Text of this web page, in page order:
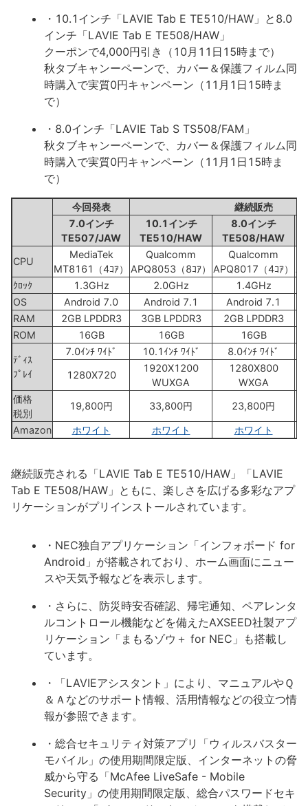
・10.1インチ「LAVIE Tab E TE510/HAW」と8.0
インチ「LAVIE Tab E TE508/HAW」
クーポンで4,000円引き（10月11日15時まで）
秋タブキャンーペーンで、カバー＆保護フィルム同
時購入で実質0円キャンペーン（11月1日15時ま
で）
・8.0インチ「LAVIE Tab S TS508/FAM」
秋タブキャンーペーンで、カバー＆保護フィルム同
時購入で実質0円キャンペーン（11月1日15時ま
で）
今回発表
継続販売
7.0インチ
TE507/JAW
10.1インチ
TE510/HAW
8.0インチ
TE508/HAW
CPU
MediaTek
MT8161（4ｺｱ）
Qualcomm
APQ8053（8ｺｱ）
Qualcomm
APQ8017（4ｺｱ）
ｸﾛｯｸ
1.3GHz 2.0GHz
1.4GHz
OS
Android 7.0 Android 7.1
Android 7.1
RAM
2GB LPDDR3 3GB LPDDR3 2GB LPDDR3
ROM
16GB 16GB 16GB
ﾃﾞｨｽ
ﾌﾟﾚｲ
7.0ｲﾝﾁ ﾜｲﾄﾞ 10.1ｲﾝﾁ ﾜｲﾄﾞ
8.0ｲﾝﾁ ﾜｲﾄﾞ
1280X720
1920X1200
WUXGA
1280X800
WXGA
価格
税別
19,800円 33,800円 23,800円
Amazon ホワイト ホワイト ホワイト
継続販売される「LAVIE Tab E TE510/HAW」「LAVIE
Tab E TE508/HAW」ともに、楽しさを広げる多彩なアプ
リケーションがプリインストールされています。
・NEC独自アプリケーション「インフォボード for
Android」が搭載されており、ホーム画面にニュー
スや天気予報などを表示します。
・さらに、防災時安否確認、帰宅通知、ペアレンタ
ルコントロール機能などを備えたAXSEED社製アプ
リケーション「まもるゾウ＋ for NEC」も搭載し
ています。
・「LAVIEアシスタント」により、マニュアルやＱ
＆Ａなどのサポート情報、活用情報などの役立つ情
報が参照できます。
・総合セキュリティ対策アプリ「ウィルスバスター
モバイル」の使用期間限定版、インターネットの脅
威から守る「McAfee LiveSafe - Mobile
Security」の使用期間限定版、総合パスワードセキ